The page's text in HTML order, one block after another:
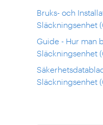
Bruks- och
Släckningsenhet
Guide - Hur man
Släckningsenhet
Släckningsenhet